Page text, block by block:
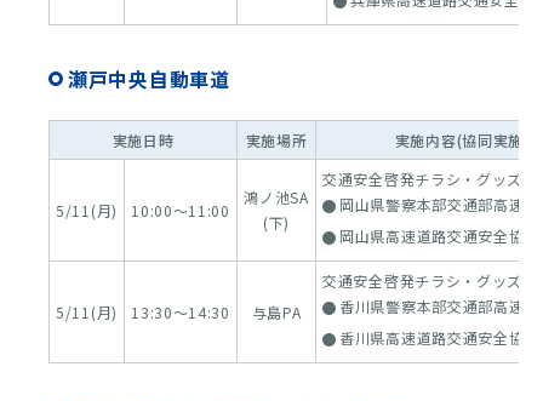
瀬戸中央自動車道
実施日時 実施場所 実施内容(協同実施
5/11(月) 10:00～11:00
鴻ノ池SA
(下)
交通安全啓発チラシ・グッズ配
岡山県警察本部交通部高速
岡山県高速道路交通安全協議
5/11(月) 13:30～14:30 与島PA
交通安全啓発チラシ・グッズ配
香川県警察本部交通部高速
香川県高速道路交通安全協議